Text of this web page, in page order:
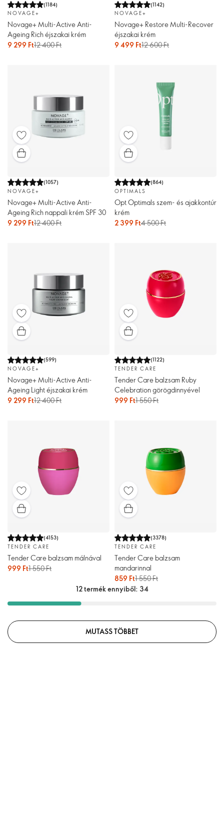
(1184)
NOVAGE+
Novage+ Multi-Active Anti-
Ageing Rich éjszakai krém
9 299 Ft12 400 Ft
(1142)
NOVAGE+
Novage+ Restore Multi-Recover
éjszakai krém
9 499 Ft12 600 Ft
(1057)
NOVAGE+
Novage+ Multi-Active Anti-
Ageing Rich nappali krém SPF 30
9 299 Ft12 400 Ft
(864)
OPTIMALS
Opt Optimals szem- és ajakkontúr
krém
2 399 Ft4 500 Ft
(599)
NOVAGE+
Novage+ Multi-Active Anti-
Ageing Light éjszakai krém
9 299 Ft12 400 Ft
(1122)
TENDER CARE
Tender Care balzsam Ruby
Celebration görögdinnyével
999 Ft1 550 Ft
(4153)
TENDER CARE
Tender Care balzsam málnával
999 Ft1 550 Ft
(3378)
TENDER CARE
Tender Care balzsam
mandarinnal
859 Ft1 550 Ft
12 termék ennyiből: 34
MUTASS TÖBBET